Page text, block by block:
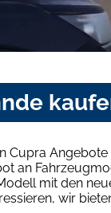
Cupra
an
mit den
wir